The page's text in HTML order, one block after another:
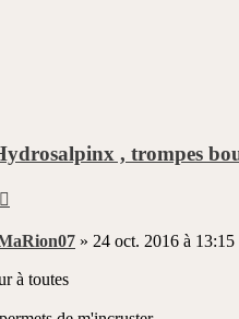
, trompes
» 24 oct. 2016 à 13:15
à toutes